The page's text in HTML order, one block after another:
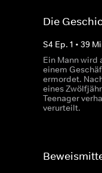
Die
S4 Ep. 1 • 39
Ein Mann wird
einem
ermordet.
eines
Teenager
verurteilt.